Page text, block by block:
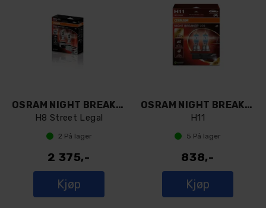
OSRAM NIGHT BREAKER LED SMART H8 (par)
H8 Street Legal
2 På lager
2 375,-
Kjøp
OSRAM NIGHT BREAKER 220 H11 (par)
H11
5 På lager
838,-
Kjøp